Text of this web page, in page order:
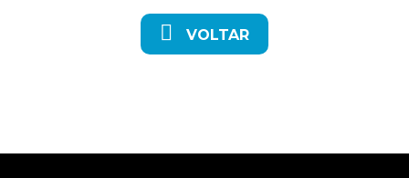
VOLTAR